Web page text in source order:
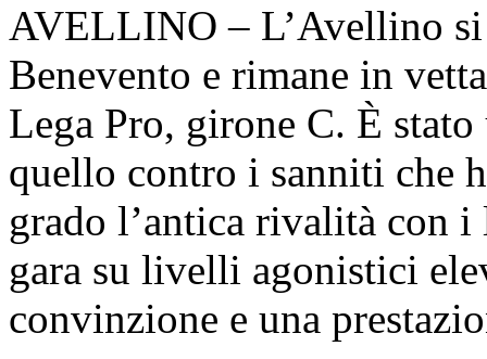
AVELLINO – L’Avellino
Benevento e rimane in
Lega Pro, girone C. È
quello contro i sanniti che
grado l’antica rivalità con
gara su livelli agonistici
convinzione e una